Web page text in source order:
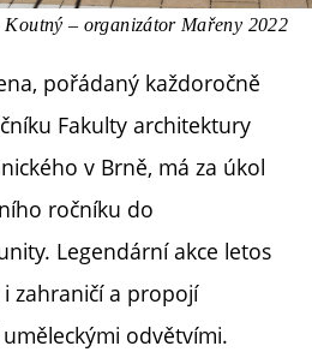
Koutný – organizátor Mařeny 2022
pořádaný každoročně
Fakulty architektury
v Brně, má za úkol
ročníku do
Legendární akce letos
zahraničí a propojí
odvětvími.